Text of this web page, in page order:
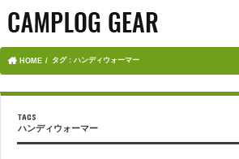
HOME タグ : ハンディウォーマー
ハンディウォーマー